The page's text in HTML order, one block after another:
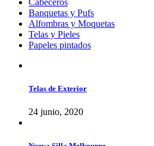
Banquetas y Pufs
Alfombras y Moquetas
Telas y Pieles
Papeles pintados
Telas de Exterior
24 junio, 2020